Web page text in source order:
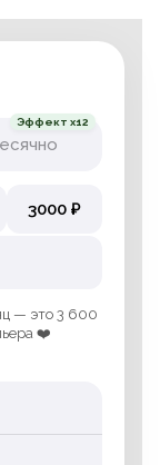
Эффект x12
3000 ₽
— это 3 600
❤️